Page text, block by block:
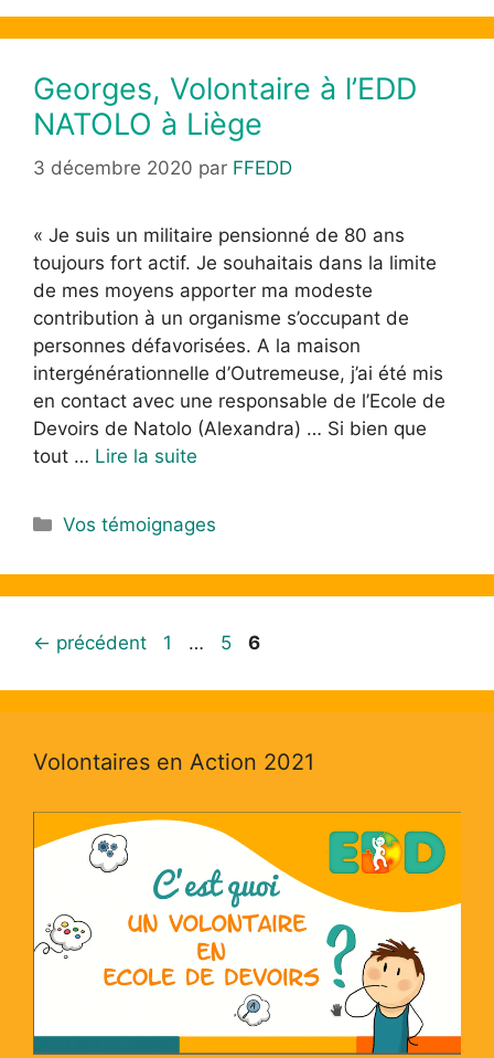
Georges, Volontaire à l’EDD
NATOLO à Liège
3 décembre 2020 par FFEDD
« Je suis un militaire pensionné de 80 ans
toujours fort actif. Je souhaitais dans la limite
de mes moyens apporter ma modeste
contribution à un organisme s’occupant de
personnes défavorisées. A la maison
intergénérationnelle d’Outremeuse, j’ai été mis
en contact avec une responsable de l’Ecole de
Devoirs de Natolo (Alexandra) … Si bien que
tout … Lire la suite
Vos témoignages
← précédent 1 … 5 6
Volontaires en Action 2021